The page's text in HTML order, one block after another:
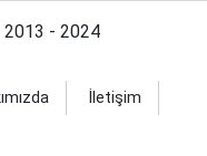
2013 - 2024
İletişim